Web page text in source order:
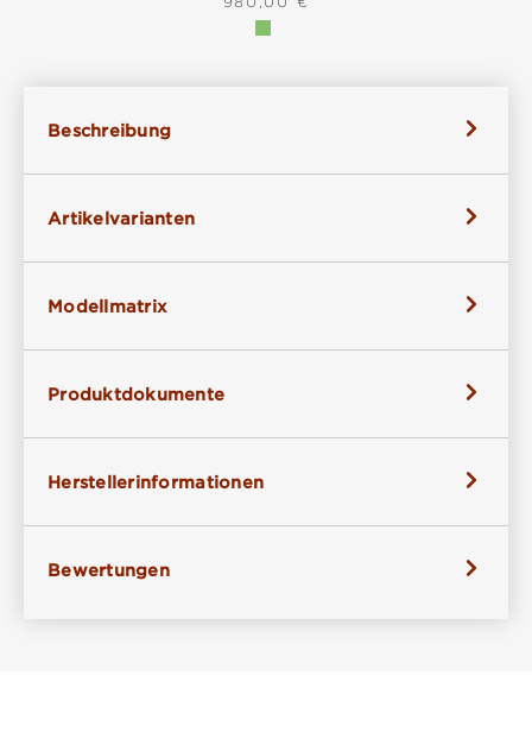
Beschreibung
Artikelvarianten
Modellmatrix
Produktdokumente
Herstellerinformationen
Bewertungen